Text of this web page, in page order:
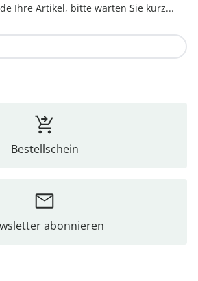
Ihre Artikel, bitte warten Sie kurz...
Bestellschein
abonnieren